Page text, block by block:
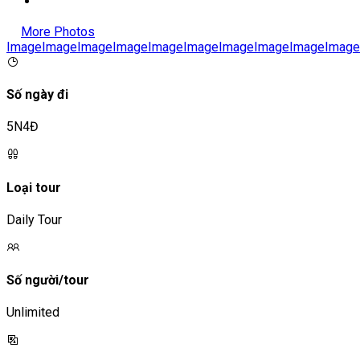
More Photos
ImageImageImageImageImageImageImageImageImageImage
Số ngày đi
5N4Đ
Loại tour
Daily Tour
Số người/tour
Unlimited